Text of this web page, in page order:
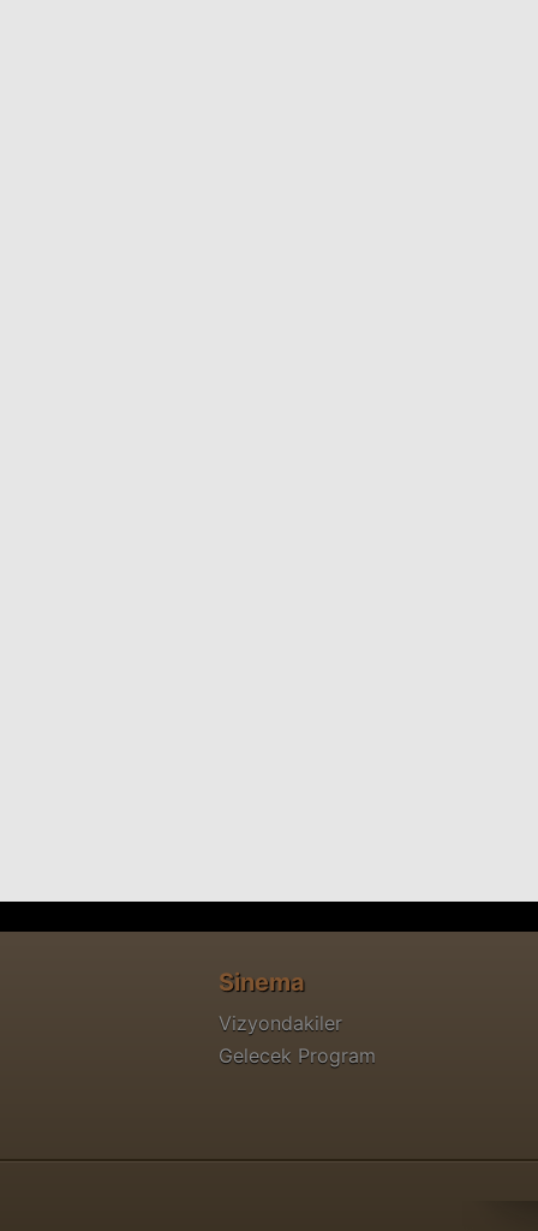
Sinema
Vizyondakiler
Gelecek Program